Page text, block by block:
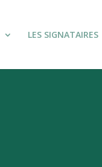
LES SIGNATAIRES